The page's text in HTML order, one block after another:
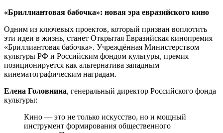
«Бриллиантовая бабочка»: новая эра евразийского кино
Одним из ключевых проектов, который призван воплотить
эти идеи в жизнь, станет Открытая Евразийская кинопремия
«Бриллиантовая бабочка». Учреждённая Министерством
культуры РФ и Российским фондом культуры, премия
позиционируется как альтернатива западным
кинематографическим наградам.
Елена Головнина, генеральный директор Российского фонда
культуры:
Кино — это не только искусство, но и мощный
инструмент формирования общественного